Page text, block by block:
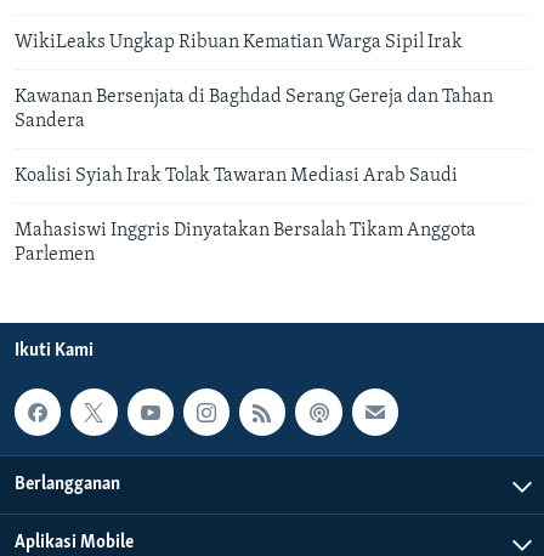
WikiLeaks Ungkap Ribuan Kematian Warga Sipil Irak
Kawanan Bersenjata di Baghdad Serang Gereja dan Tahan
Sandera
Koalisi Syiah Irak Tolak Tawaran Mediasi Arab Saudi
Mahasiswi Inggris Dinyatakan Bersalah Tikam Anggota
Parlemen
Ikuti Kami
Berlangganan
Aplikasi Mobile